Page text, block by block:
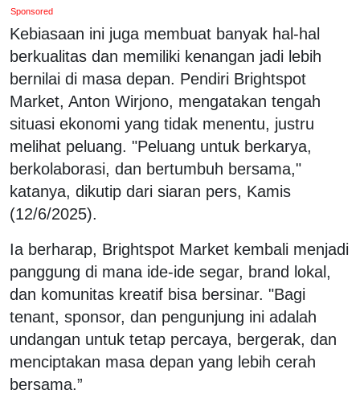
Sponsored
Kebiasaan ini juga membuat banyak hal-hal
berkualitas dan memiliki kenangan jadi lebih
bernilai di masa depan. Pendiri Brightspot
Market, Anton Wirjono, mengatakan tengah
situasi ekonomi yang tidak menentu, justru
melihat peluang. "Peluang untuk berkarya,
berkolaborasi, dan bertumbuh bersama,"
katanya, dikutip dari siaran pers, Kamis
(12/6/2025).
Ia berharap, Brightspot Market kembali menjadi
panggung di mana ide-ide segar, brand lokal,
dan komunitas kreatif bisa bersinar. "Bagi
tenant, sponsor, dan pengunjung ini adalah
undangan untuk tetap percaya, bergerak, dan
menciptakan masa depan yang lebih cerah
bersama.”